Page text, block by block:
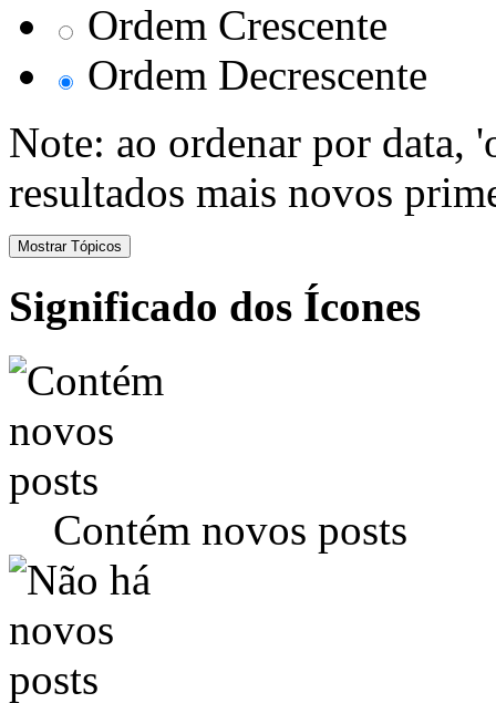
Ordem Crescente
Ordem Decrescente
Note: ao ordenar por data,
resultados mais novos
Significado dos Ícones
Contém novos posts